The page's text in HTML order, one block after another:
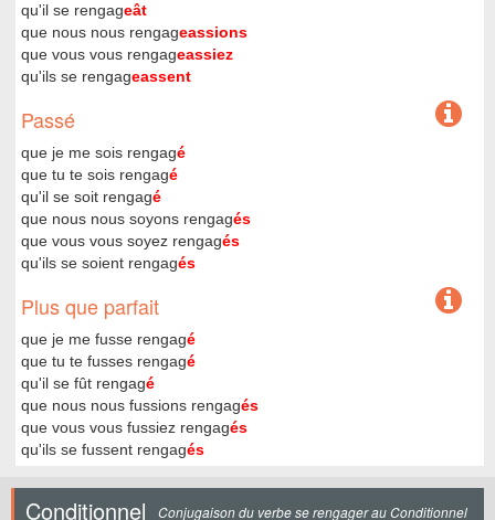
qu'il se rengageât
que nous nous rengageassions
que vous vous rengageassiez
qu'ils se rengageassent
Passé
que je me sois rengagé
que tu te sois rengagé
qu'il se soit rengagé
que nous nous soyons rengagés
que vous vous soyez rengagés
qu'ils se soient rengagés
Plus que parfait
que je me fusse rengagé
que tu te fusses rengagé
qu'il se fût rengagé
que nous nous fussions rengagés
que vous vous fussiez rengagés
qu'ils se fussent rengagés
Conditionnel Conjugaison du verbe se rengager au Conditionnel